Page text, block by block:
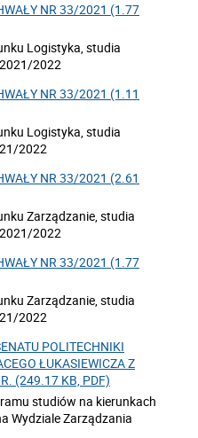
NR 33/2021 (1.77
Logistyka, studia
2022
NR 33/2021 (1.11
Logistyka, studia
2022
NR 33/2021 (2.61
Zarządzanie, studia
2022
NR 33/2021 (1.77
Zarządzanie, studia
2022
POLITECHNIKI
ŁUKASIEWICZA Z
(249.17 KB, PDF)
studiów na kierunkach
Wydziale Zarządzania